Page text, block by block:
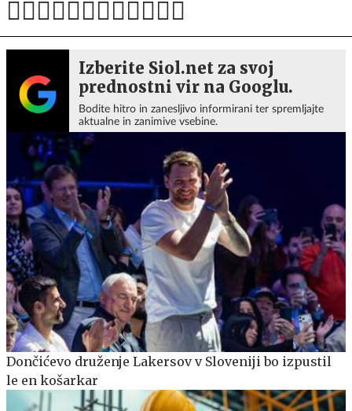
Izberite Siol.net za svoj
prednostni vir na Googlu.
Bodite hitro in zanesljivo informirani ter spremljajte
aktualne in zanimive vsebine.
Dončićevo druženje Lakersov v Sloveniji bo izpustil
le en košarkar